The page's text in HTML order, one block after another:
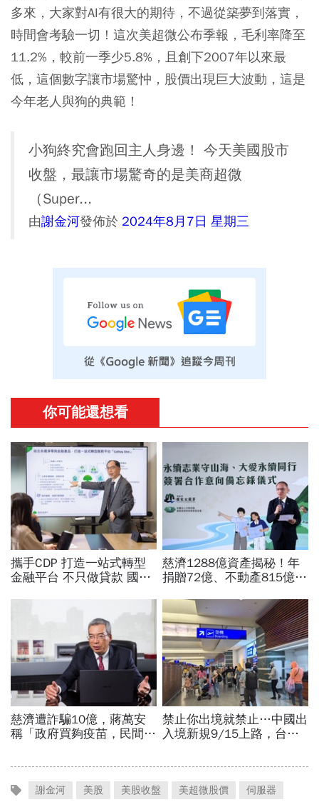
多來，大家對AI有很大的期待，不過從築夢到落實，
時間會考驗一切！這次美超微公布季報，毛利率降至
11.2%，較前一季少5.8%，且創下2007年以來最
低，這個數字讓市場驚忡，股價出現巨大波動，這是
今年老人與狗的典範！
小狗終究會跑回主人身邊！ 今天美國股市
收盤，最讓市場驚奇的是美商超微
（Super...
由謝金河發佈於 2024年8月7日 星期三
謝金河 美股 美股收盤 美超微股價 伺服器